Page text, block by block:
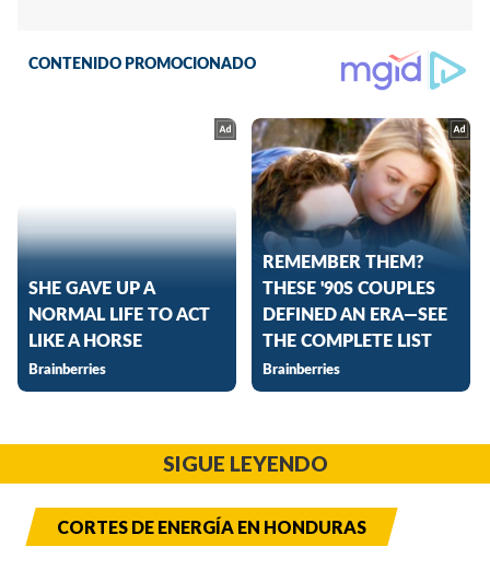
SIGUE LEYENDO
CORTES DE ENERGÍA EN HONDURAS